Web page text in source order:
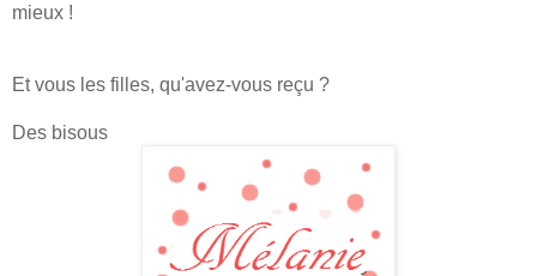
mieux !
Et vous les filles, qu'avez-vous reçu ?
Des bisous